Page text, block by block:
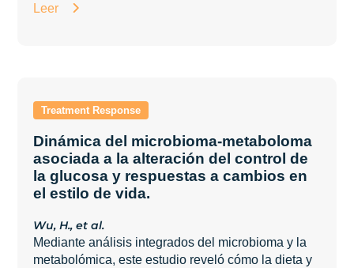
Leer
Dinámica del microbioma-metaboloma
asociada a la alteración del control de
la glucosa y respuestas a cambios en
el estilo de vida.
Wu, H., et al.
Mediante análisis integrados del microbioma y la
metabolómica, este estudio reveló cómo la dieta y